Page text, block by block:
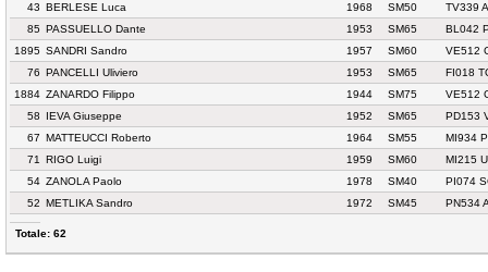
43 BERLESE Luca 1968 SM50
TV339
85 PASSUELLO Dante 1953 SM65
BL042
1895 SANDRI Sandro 1957 SM60
VE512
76 PANCELLI Uliviero 1953 SM65
FI018
1884 ZANARDO Filippo 1944 SM75
VE512
58
IEVA Giuseppe 1952 SM65
PD153
67 MATTEUCCI Roberto 1964 SM55
MI934
71
RIGO Luigi 1959 SM60
MI215
54 ZANOLA Paolo 1978 SM40
PI074
52 METLIKA Sandro 1972 SM45 PN534
Totale: 62